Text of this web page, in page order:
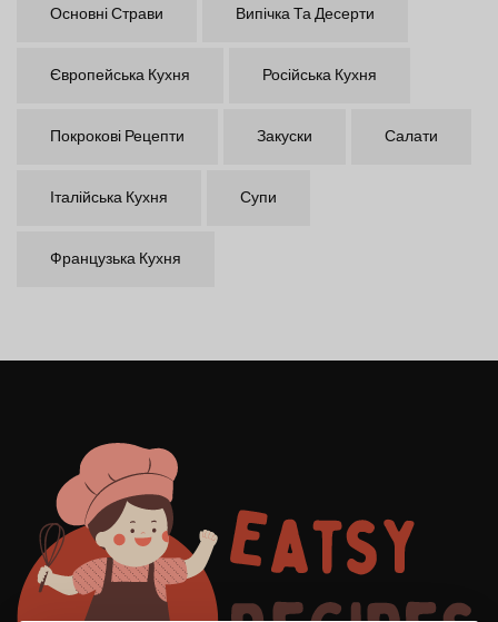
Основні Страви Випічка Та Десерти
Європейська Кухня Російська Кухня
Покрокові Рецепти Закуски Салати
Італійська Кухня Супи
Французька Кухня